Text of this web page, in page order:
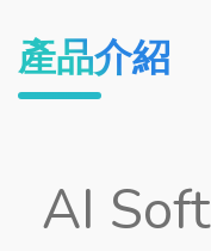
產品介紹
AI Soft